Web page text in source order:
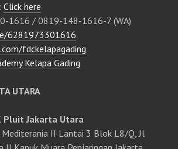
Click here
1616 / 0819-148-1616-7 (WA)
6281973301616
fdckelapagading
Kelapa Gading
UTARA
Pluit Jakarta Utara
Mediterania II Lantai 3 Blok L8/Q, Jl